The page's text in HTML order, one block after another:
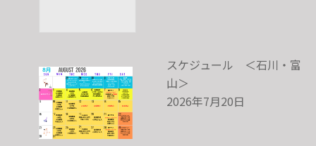
スケジュール ＜石川・富
山＞
2026年7月20日